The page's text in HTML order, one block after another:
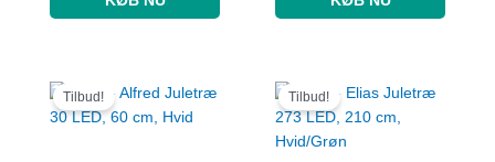
Tilbud!
oprindelige
pris
aktuelle
Tilbud!
oprindelige
pris
aktuelle
pris